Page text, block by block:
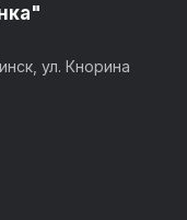
ул. Кнорина